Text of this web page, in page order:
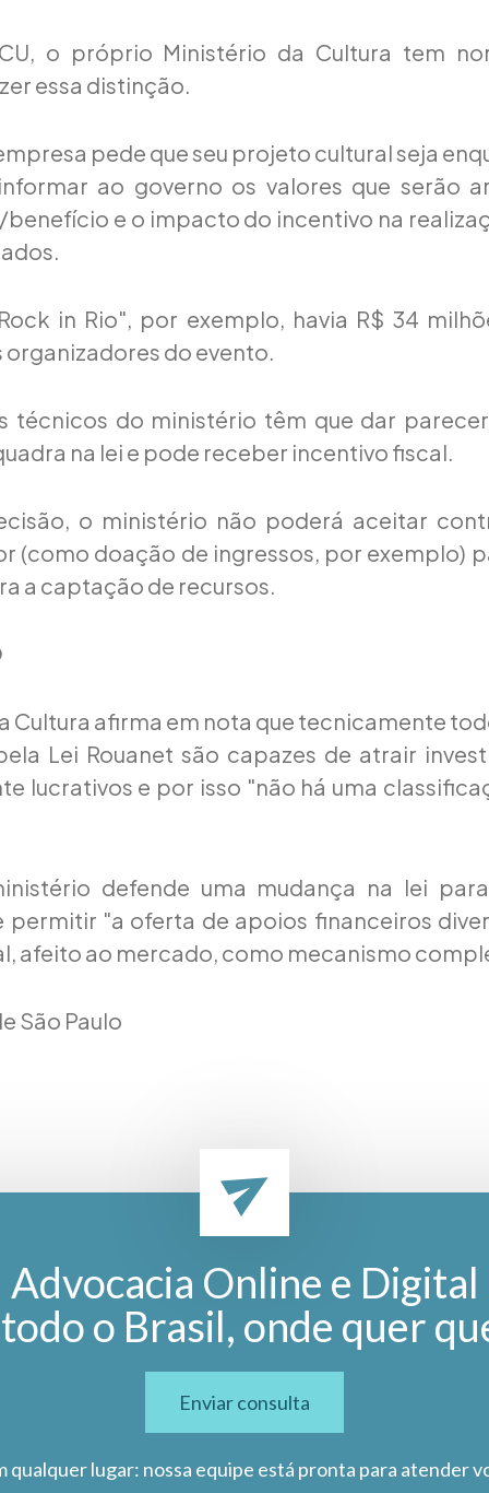
o próprio Ministério da Cultura tem
essa distinção.
pede que seu projeto cultural seja
ao governo os valores que serão
e o impacto do incentivo na
in Rio", por exemplo, havia R$ 34
do evento.
técnicos do ministério têm que dar
na lei e pode receber incentivo fiscal.
o ministério não poderá aceitar
(como doação de ingressos, por exemplo)
a captação de recursos.
Cultura afirma em nota que tecnicamente
Lei Rouanet são capazes de atrair
lucrativos e por isso "não há uma
defende uma mudança na lei
permitir "a oferta de apoios financeiros
afeito ao mercado, como mecanismo
São Paulo
Advocacia Online e Digital
o Brasil, onde quer
Enviar consulta
qualquer lugar: nossa equipe está pronta para atender